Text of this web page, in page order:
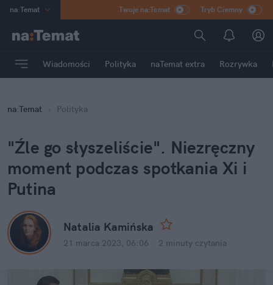
na:Temat
Poland
mama
Rozrywka
Twoje na:Temat Tryb Ciemny
Wiadomości Polityka naTemat extra Rozrywka
na:Temat Polityka
"Źle go słyszeliście". Niezręczny
moment podczas spotkania Xi i
Putina
Natalia Kamińska
21 marca 2023, 06:06 2 minuty czytania